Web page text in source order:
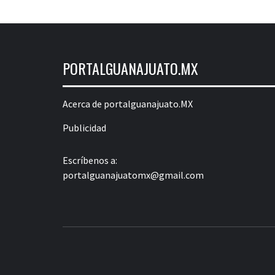
PORTALGUANAJUATO.MX
Acerca de portalguanajuato.MX
Publicidad
Escríbenos a:
portalguanajuatomx@gmail.com